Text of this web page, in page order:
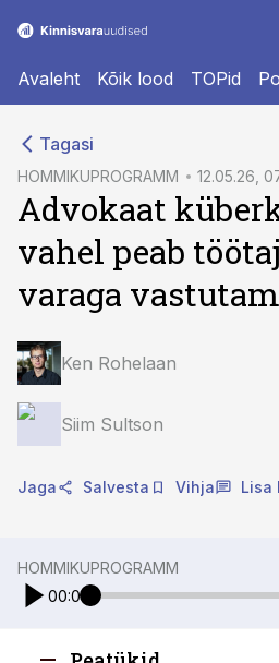
Avaleht Kõik lood TOPid
Tagasi
HOMMIKUPROGRAMM 12.05.26,
Advokaat
vahel peab
varaga
Ken Rohelaan
Siim Sultson
Jaga Salvesta Vihja Lisa
HOMMIKUPROGRAMM
00:00